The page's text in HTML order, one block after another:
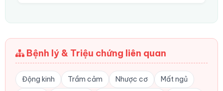
Bệnh lý & Triệu chứng liên quan
Động kinh Trầm cảm Nhược cơ
Mất ngủ